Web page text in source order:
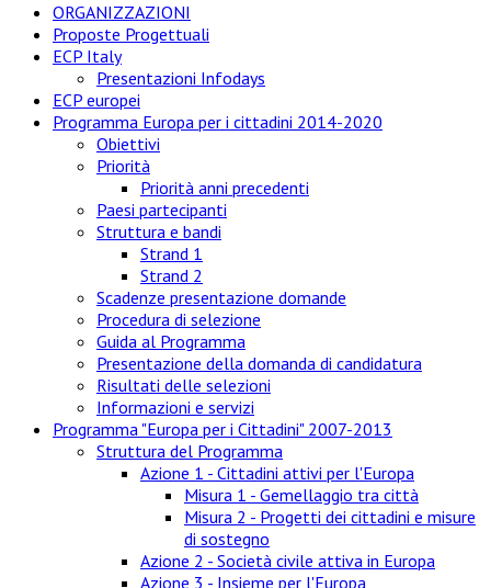
ORGANIZZAZIONI
Proposte Progettuali
ECP Italy
Presentazioni Infodays
ECP europei
Programma Europa per i cittadini 2014-2020
Obiettivi
Priorità
Priorità anni precedenti
Paesi partecipanti
Struttura e bandi
Strand 1
Strand 2
Scadenze presentazione domande
Procedura di selezione
Guida al Programma
Presentazione della domanda di candidatura
Risultati delle selezioni
Informazioni e servizi
Programma "Europa per i Cittadini" 2007-2013
Struttura del Programma
Azione 1 - Cittadini attivi per l'Europa
Misura 1 - Gemellaggio tra città
Misura 2 - Progetti dei cittadini e misure
di sostegno
Azione 2 - Società civile attiva in Europa
Azione 3 - Insieme per l'Europa